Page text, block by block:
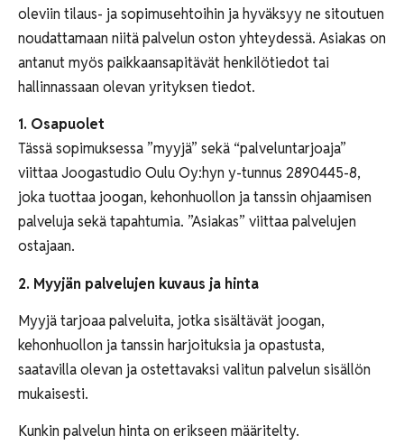
oleviin tilaus- ja sopimusehtoihin ja hyväksyy ne sitoutuen
noudattamaan niitä palvelun oston yhteydessä. Asiakas on
antanut myös paikkaansapitävät henkilötiedot tai
hallinnassaan olevan yrityksen tiedot.
1. Osapuolet
Tässä sopimuksessa ”myyjä” sekä “palveluntarjoaja”
viittaa Joogastudio Oulu Oy:hyn y-tunnus 2890445-8,
joka tuottaa joogan, kehonhuollon ja tanssin ohjaamisen
palveluja sekä tapahtumia. ”Asiakas” viittaa palvelujen
ostajaan.
2. Myyjän palvelujen kuvaus ja hinta
Myyjä tarjoaa palveluita, jotka sisältävät joogan,
kehonhuollon ja tanssin harjoituksia ja opastusta,
saatavilla olevan ja ostettavaksi valitun palvelun sisällön
mukaisesti.
Kunkin palvelun hinta on erikseen määritelty.